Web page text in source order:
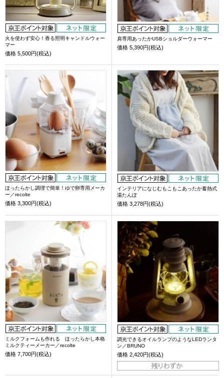
火を使わず安心！香る照明キャンドルウォー
マー
価格 5,500円(税込)
肩専用あったかUSBショルダーウォーマー
価格 5,390円(税込)
ほったらかし調理で簡単！ゆで卵専用メーカ
ー／recolte
価格 3,300円(税込)
インテリアになじむもこもこあったか蓄熱式
湯たんぽ
価格 3,278円(税込)
ミルクフォームも作れる ほったらかし本格
ミルクティーメーカー／recolte
価格 7,700円(税込)
調光できるオイルランプのようなLEDランタ
ン／BRUNO
価格 2,420円(税込)